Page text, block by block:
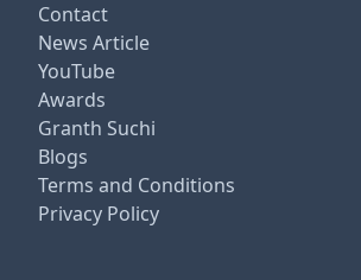
Contact
News Article
YouTube
Awards
Granth Suchi
Blogs
Terms and Conditions
Privacy Policy